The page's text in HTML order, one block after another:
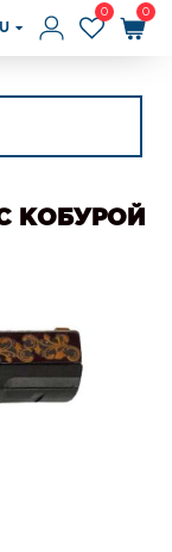
0 0
КОБУРОЙ